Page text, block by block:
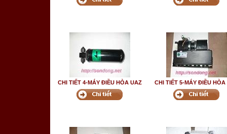
CHI TIẾT 4-MÁY ĐIỀU HÒA UAZ CHI TIẾT 5-MÁY ĐIỀU HÒA